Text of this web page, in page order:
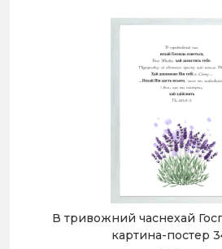
В тривожний часнехай
картина-постер